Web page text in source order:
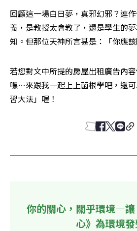
回顧這一場白日夢，真邪幻邪？連
義，是教授太會教了，還是學生的
知。但那位天神所言甚是：「你應
若您對文中所提的房屋出租廣告內
嘿…來跟我一起上上菌根學吧，還
習大法」喔！
你的關心，關乎環境—
心》為環境